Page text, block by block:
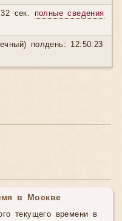
сек. полные сведения
полдень: 12:50:23
в Москве
текущего времени в